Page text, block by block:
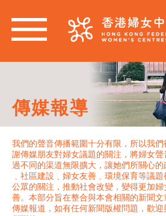
傳媒報導
我們的聲音傳播範圍十分有限，所以我們
謝傳媒朋友對婦女議題的關注，將婦女聲
過不同的渠道無限擴大，讓她們所關心的
﹑社區建設﹑婦女友善﹑環境保育等議題
公眾的關注，推動社會改變，變得更加婦
善。本部分旨在整合與本會相關的新聞文
傳媒報道，如有任何新聞版權問題，歡迎